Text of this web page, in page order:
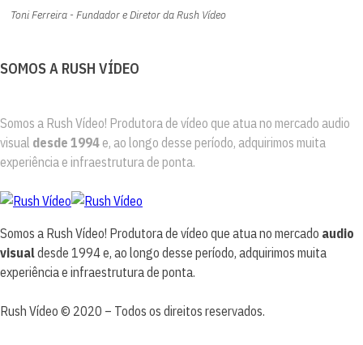
Toni Ferreira - Fundador e Diretor da Rush Vídeo
SOMOS A RUSH VÍDEO
Somos a Rush Vídeo! Produtora de vídeo que atua no mercado audio
visual desde 1994 e, ao longo desse período, adquirimos muita
experiência e infraestrutura de ponta.
Somos a Rush Vídeo! Produtora de vídeo que atua no mercado audio
visualdesde 1994 e, ao longo desse período, adquirimos muita
experiência e infraestrutura de ponta.
Rush Vídeo © 2020 – Todos os direitos reservados.